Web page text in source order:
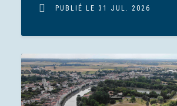
PUBLIÉ LE 31 JUL. 2026